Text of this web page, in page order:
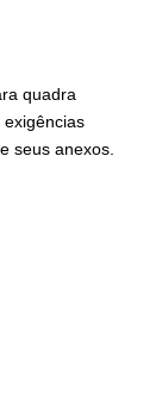
quadra
exigências
seus anexos.